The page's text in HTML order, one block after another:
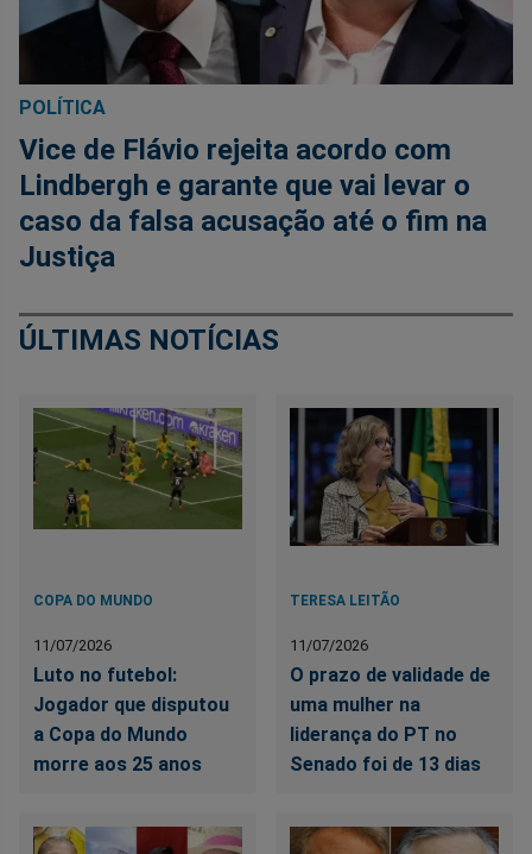
POLÍTICA
Vice de Flávio rejeita acordo com
Lindbergh e garante que vai levar o
caso da falsa acusação até o fim na
Justiça
ÚLTIMAS NOTÍCIAS
COPA DO MUNDO
11/07/2026
Luto no futebol:
Jogador que disputou
a Copa do Mundo
morre aos 25 anos
TERESA LEITÃO
11/07/2026
O prazo de validade de
uma mulher na
liderança do PT no
Senado foi de 13 dias